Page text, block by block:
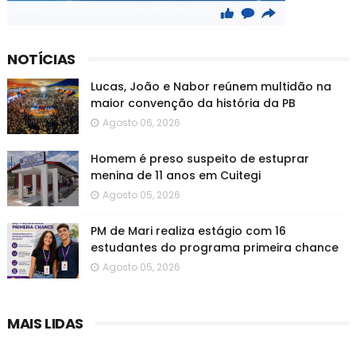
NOTÍCIAS
Lucas, João e Nabor reúnem multidão na
maior convenção da história da PB
Agosto 06, 2026
Homem é preso suspeito de estuprar
menina de 11 anos em Cuitegi
Agosto 05, 2026
PM de Mari realiza estágio com 16
estudantes do programa primeira chance
Agosto 05, 2026
MAIS LIDAS